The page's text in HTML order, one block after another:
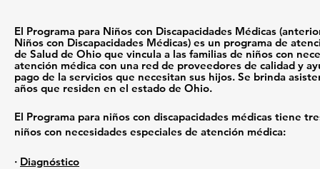
El Programa para Niños con Discapacidades Médicas
Niños con Discapacidades Médicas) es un programa de
de Salud de Ohio que vincula a las familias de niños con
atención médica con una red de proveedores de calidad y
pago de la servicios que necesitan sus hijos. Se brinda
años que residen en el estado de Ohio.
El Programa para niños con discapacidades médicas tiene
niños con necesidades especiales de atención médica:
· Diagnóstico